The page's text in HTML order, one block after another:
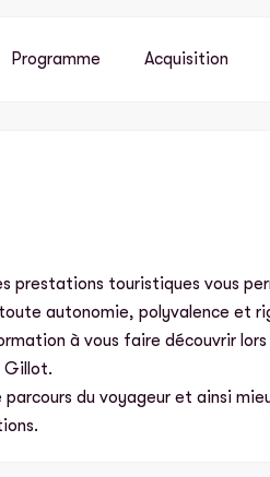
Programme Acquisition
prestations touristiques vous
autonomie, polyvalence et
à vous faire découvrir
Gillot.
du voyageur et ainsi